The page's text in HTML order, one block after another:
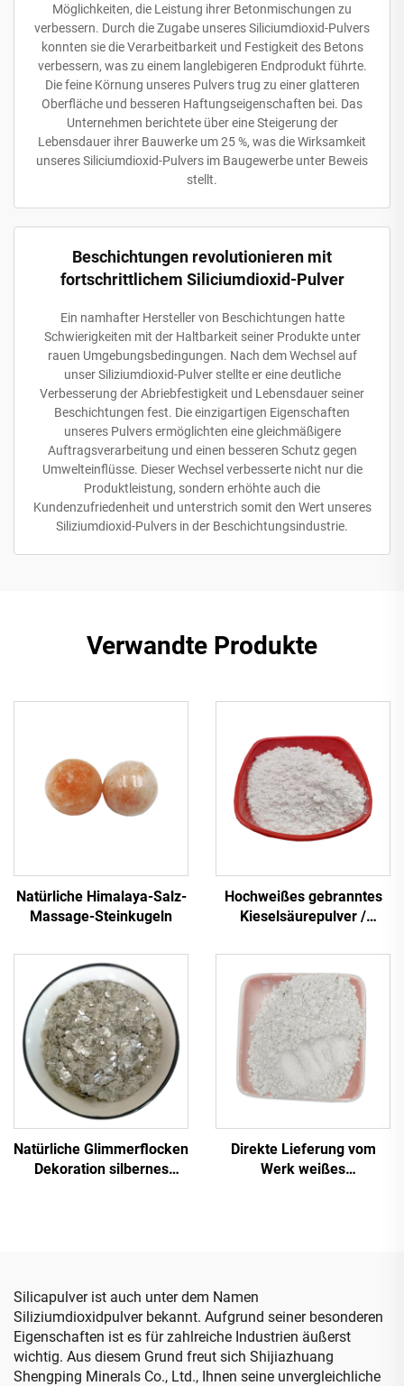
Möglichkeiten, die Leistung ihrer Betonmischungen zu
verbessern. Durch die Zugabe unseres Siliciumdioxid-Pulvers
konnten sie die Verarbeitbarkeit und Festigkeit des Betons
verbessern, was zu einem langlebigeren Endprodukt führte.
Die feine Körnung unseres Pulvers trug zu einer glatteren
Oberfläche und besseren Haftungseigenschaften bei. Das
Unternehmen berichtete über eine Steigerung der
Lebensdauer ihrer Bauwerke um 25 %, was die Wirksamkeit
unseres Siliciumdioxid-Pulvers im Baugewerbe unter Beweis
stellt.
Beschichtungen revolutionieren mit
fortschrittlichem Siliciumdioxid-Pulver
Ein namhafter Hersteller von Beschichtungen hatte
Schwierigkeiten mit der Haltbarkeit seiner Produkte unter
rauen Umgebungsbedingungen. Nach dem Wechsel auf
unser Siliziumdioxid-Pulver stellte er eine deutliche
Verbesserung der Abriebfestigkeit und Lebensdauer seiner
Beschichtungen fest. Die einzigartigen Eigenschaften
unseres Pulvers ermöglichten eine gleichmäßigere
Auftragsverarbeitung und einen besseren Schutz gegen
Umwelteinflüsse. Dieser Wechsel verbesserte nicht nur die
Produktleistung, sondern erhöhte auch die
Kundenzufriedenheit und unterstrich somit den Wert unseres
Siliziumdioxid-Pulvers in der Beschichtungsindustrie.
Verwandte Produkte
Natürliche Himalaya-Salz-
Massage-Steinkugeln
Hochweißes gebranntes
Kieselsäurepulver /
Natürliche Glimmerflocken
Dekoration silbernes
Epoxidharzboden
Direkte Lieferung vom
Werk weißes
Silicapulver ist auch unter dem Namen
Siliziumdioxidpulver bekannt. Aufgrund seiner besonderen
Eigenschaften ist es für zahlreiche Industrien äußerst
wichtig. Aus diesem Grund freut sich Shijiazhuang
Shengping Minerals Co., Ltd., Ihnen seine unvergleichliche